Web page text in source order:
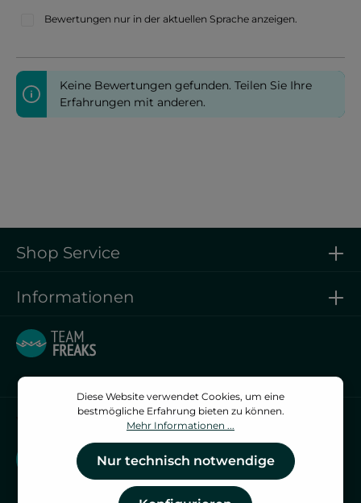
Bewertungen nur in der aktuellen Sprache anzeigen.
Keine Bewertungen gefunden. Teilen Sie Ihre
Erfahrungen mit anderen.
Vertrag widerrufen
Vertrag widerrufen
Shop Service
Informationen
Diese Website verwendet Cookies, um eine
bestmögliche Erfahrung bieten zu können.
Mehr Informationen ...
Nur technisch notwendige